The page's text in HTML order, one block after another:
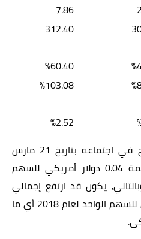
7.86
312.40
%
60.40
%
%
103.08
%
2.52
%
وكان مجلس الإدارة قد اقترح في اجتماعه بتاريخ 21 مارس
2019 حصة أرباح نهائية بقيمة 0.04 دولار أمريكي للسهم
يكون قد ارتفع إجمالي
الأرباح إلى 0.07 دولار أمريكي للسهم الواحد لعام 2018 أي ما